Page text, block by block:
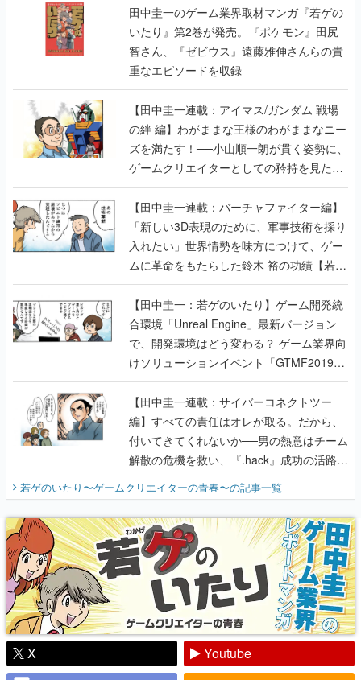
田中圭一のゲーム業界取材マンガ『若ゲの
いたり』第2巻が発売。『ポケモン』田尻
智さん、『ゼビウス』遠藤雅伸さんらの貴
重なエピソードを収録
【田中圭一連載：アイマス/ガンダム 戦場
の絆 編】わがままな王様のわがままなニー
ズを満たす！──小山順一朗が貫く姿勢に、
ゲームクリエイターとしての矜持を見た
【若ゲのいたり最終回】
【田中圭一連載：バーチャファイター編】
「新しい3D表現のために、軍事技術を採り
入れたい」世界情勢を味方につけて、ゲー
ムに革命をもたらした鈴木 裕の功績【若ゲ
のいたり】
【田中圭一：若ゲのいたり】ゲーム開発統
合環境「Unreal Engine」最新バージョン
で、開発環境はどう変わる？ ゲーム業界向
けソリューションイベント「GTMF2019」
に行って、より理解を深めよう【PR】
【田中圭一連載：サイバーコネクトツー
編】すべての責任はオレが取る。だから、
付いてきてくれないか──男の熱意はチーム
解散の危機を救い、『.hack』成功の活路を
『少年ジャンプ』色だった【若ゲのいた
り】
若ゲのいたり〜ゲームクリエイターの青春〜の記事一覧
X
Youtube